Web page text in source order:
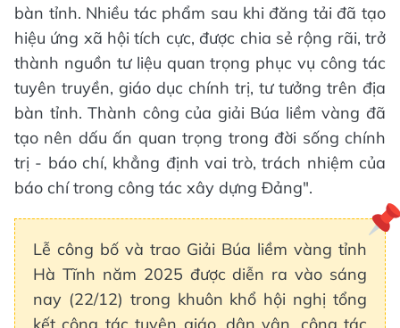
bàn tỉnh. Nhiều tác phẩm sau khi đăng tải đã tạo
hiệu ứng xã hội tích cực, được chia sẻ rộng rãi, trở
thành nguồn tư liệu quan trọng phục vụ công tác
tuyên truyền, giáo dục chính trị, tư tưởng trên địa
bàn tỉnh. Thành công của giải Búa liềm vàng đã
tạo nên dấu ấn quan trọng trong đời sống chính
trị - báo chí, khẳng định vai trò, trách nhiệm của
báo chí trong công tác xây dựng Đảng".
Lễ công bố và trao Giải Búa liềm vàng tỉnh
Hà Tĩnh năm 2025 được diễn ra vào sáng
nay (22/12) trong khuôn khổ hội nghị tổng